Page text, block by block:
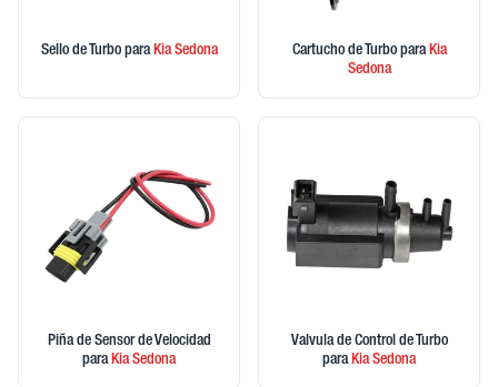
Sello de Turbo paraKiaSedona Cartucho de Turbo paraKia
Sedona
Piña de Sensor de Velocidad
paraKiaSedona
Valvula de Control de Turbo
paraKiaSedona